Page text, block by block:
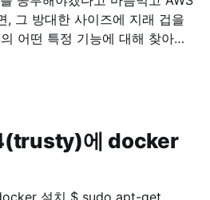
, 그 방대한 사이즈에 지래 겁을
어떤 특정 기능에 대해 찾아보
됩니다. 이에 저의 고생
단하게 정리했습니다.
에 docker